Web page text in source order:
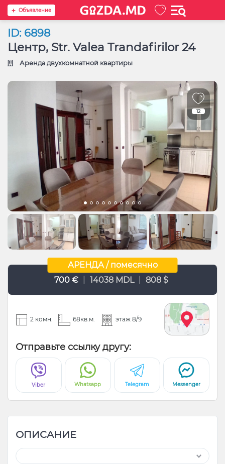
Oбъявление
ID: 6898
Центр, Str. Valea Trandafirilor 24
Аренда двухкомнатной квартиры
12
АРЕНДА / помесячно
700 €
14038 MDL 808 $
2 комн. 68кв.м. этаж 8/9
Отправьте ссылку другу:
Viber Whatsapp Telegram Messenger
ОПИСАНИЕ